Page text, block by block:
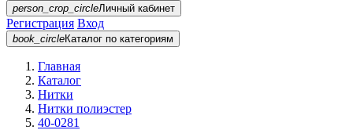
person_crop_circleЛичный кабинет
Регистрация Вход
book_circleКаталог по категориям
Главная
Каталог
Нитки
Нитки полиэстер
40-0281